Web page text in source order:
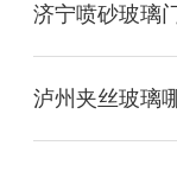
济宁喷砂玻璃
泸州夹丝玻璃